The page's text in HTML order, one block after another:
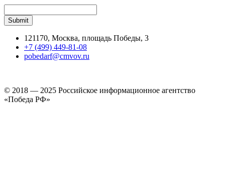
121170, Москва, площадь Победы, 3
+7 (499) 449-81-08
pobedarf@cmvov.ru
© 2018 — 2025 Российское информационное агентство
«Победа РФ»